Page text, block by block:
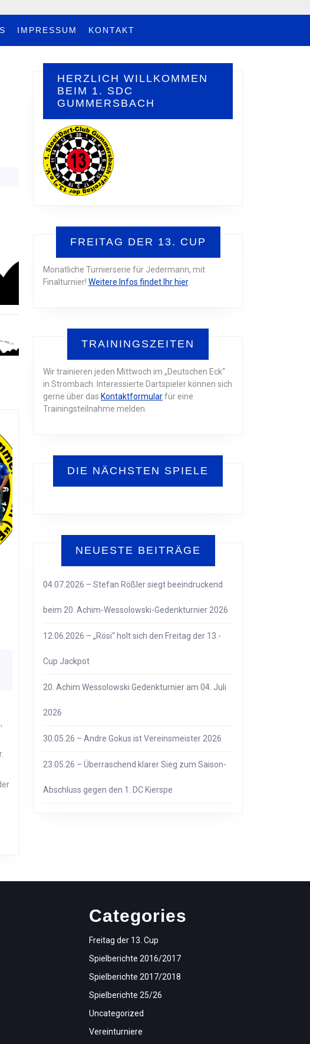
IMPRESSUM KONTAKT
HERZLICH WILLKOMMEN
BEIM 1. SDC
GUMMERSBACH
FREITAG DER 13. CUP
Monatliche Turnierserie für Jedermann, mit
Finalturnier! Weitere Infos findet Ihr hier.
TRAININGSZEITEN
Wir trainieren jeden Mittwoch im „Deutschen Eck“
in Strombach. Interessierte Dartspieler können sich
gerne über das Kontaktformularfür eine
Trainingsteilnahme melden.
DIE NÄCHSTEN SPIELE
NEUESTE BEITRÄGE
04.07.2026 – Stefan Rößler siegt beeindruckend
beim 20. Achim-Wessolowski-Gedenkturnier 2026
12.06.2026 – „Rösi“ holt sich den Freitag der 13.-
Cup Jackpot
20. Achim Wessolowski Gedenkturnier am 04. Juli
2026
30.05.26 – Andre Gokus ist Vereinsmeister 2026
23.05.26 – Überraschend klarer Sieg zum Saison-
Abschluss gegen den 1. DC Kierspe
Categories
Freitag der 13. Cup
Spielberichte 2016/2017
Spielberichte 2017/2018
Spielberichte 25/26
Uncategorized
Vereinturniere